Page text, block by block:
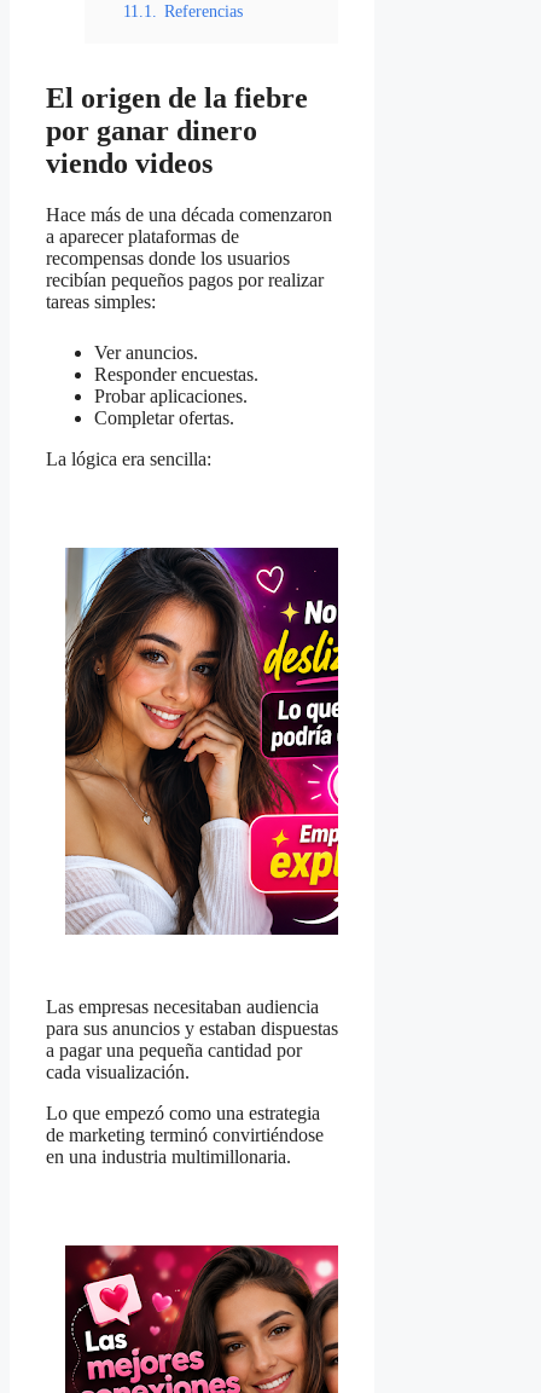
11.1.
Referencias
El origen de la fiebre
por ganar dinero
viendo videos
Hace más de una década comenzaron
a aparecer plataformas de
recompensas donde los usuarios
recibían pequeños pagos por realizar
tareas simples:
Ver anuncios.
Responder encuestas.
Probar aplicaciones.
Completar ofertas.
La lógica era sencilla:
Las empresas necesitaban audiencia
para sus anuncios y estaban dispuestas
a pagar una pequeña cantidad por
cada visualización.
Lo que empezó como una estrategia
de marketing terminó convirtiéndose
en una industria multimillonaria.